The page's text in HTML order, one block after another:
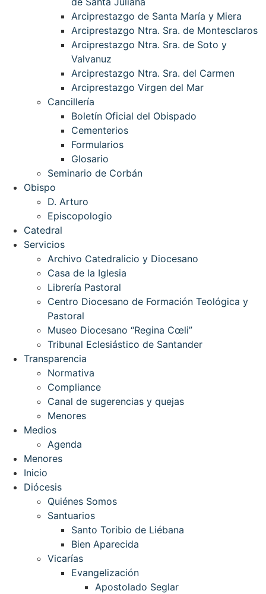
Arciprestazgo de Santa María y Miera
Arciprestazgo Ntra. Sra. de Montesclaros
Arciprestazgo Ntra. Sra. de Soto y
Valvanuz
Arciprestazgo Ntra. Sra. del Carmen
Arciprestazgo Virgen del Mar
Cancillería
Boletín Oficial del Obispado
Cementerios
Formularios
Glosario
Seminario de Corbán
Obispo
D. Arturo
Episcopologio
Catedral
Servicios
Archivo Catedralicio y Diocesano
Casa de la Iglesia
Librería Pastoral
Centro Diocesano de Formación Teológica y
Pastoral
Museo Diocesano “Regina Cœli”
Tribunal Eclesiástico de Santander
Transparencia
Normativa
Compliance
Canal de sugerencias y quejas
Menores
Medios
Agenda
Menores
Inicio
Diócesis
Quiénes Somos
Santuarios
Santo Toribio de Liébana
Bien Aparecida
Vicarías
Evangelización
Apostolado Seglar